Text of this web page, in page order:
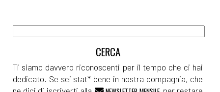
Ti siamo davvero riconoscenti per il tempo che ci hai
dedicato. Se sei stat* bene in nostra compagnia, che